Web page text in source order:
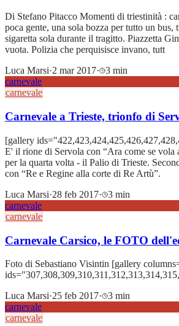
Di Stefano Pitacco Momenti di triestinità :
poca gente, una sola bozza per tutto un bus,
sigaretta sola durante il tragitto. Piazzetta
vuota. Polizia che perquisisce invano, tutt
Luca Marsi·2 mar 2017·
3 min
carnevale
carnevale
Carnevale a Trieste, trionfo di
[gallery
E' il rione di Servola con “Ara come se vola
per la quarta volta - il Palio di Trieste.
con “Re e Regine alla corte di Re Artù”.
Luca Marsi·28 feb 2017·
3 min
carnevale
carnevale
Carnevale Carsico, le FOTO
Foto di Sebastiano Visintin [gallery
Luca Marsi·25 feb 2017·
3 min
carnevale
carnevale